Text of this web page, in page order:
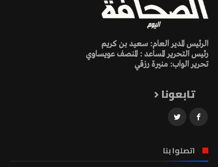
الرئيس المدير العام: سعيد بن كريم
رئيس التحرير المساعد : المنصف عويساوي
تحرير الواب: منيرة رزقي
تابعونا
اتصلوا بنا